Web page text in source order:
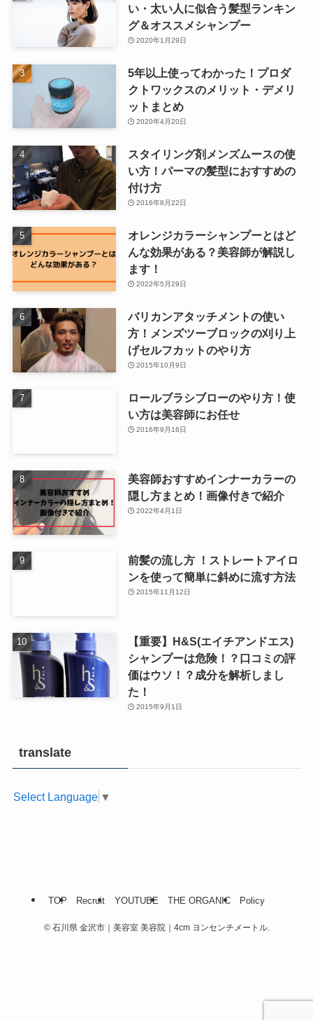
い・太い人に似合う髪型ランキン
グ＆オススメシャンプー
2020年1月29日
5年以上使ってわかった！プロダ
クトワックスのメリット・デメリ
ットまとめ
2020年4月20日
スタイリング剤メンズムースの使
い方！パーマの髪型におすすめの
付け方
2016年8月22日
オレンジカラーシャンプーとはど
んな効果がある？美容師が解説し
ます！
2022年5月29日
バリカンアタッチメントの使い
方！メンズツーブロックの刈り上
げセルフカットのやり方
2015年10月9日
ロールブラシブローのやり方！使
い方は美容師にお任せ
2016年9月16日
美容師おすすめインナーカラーの
隠し方まとめ！画像付きで紹介
2022年4月1日
前髪の流し方 ！ストレートアイロ
ンを使って簡単に斜めに流す方法
2015年11月12日
【重要】H&S(エイチアンドエス)
シャンプーは危険！？口コミの評
価はウソ！？成分を解析しまし
た！
2015年9月1日
translate
Select Language ▼
TOP Recruit YOUTUBE THE ORGANIC Policy
©石川県 金沢市｜美容室 美容院｜4cm ヨンセンチメートル.